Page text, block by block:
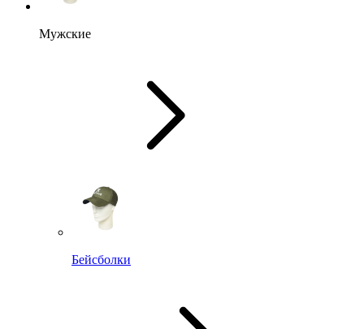
Мужские
Бейсболки